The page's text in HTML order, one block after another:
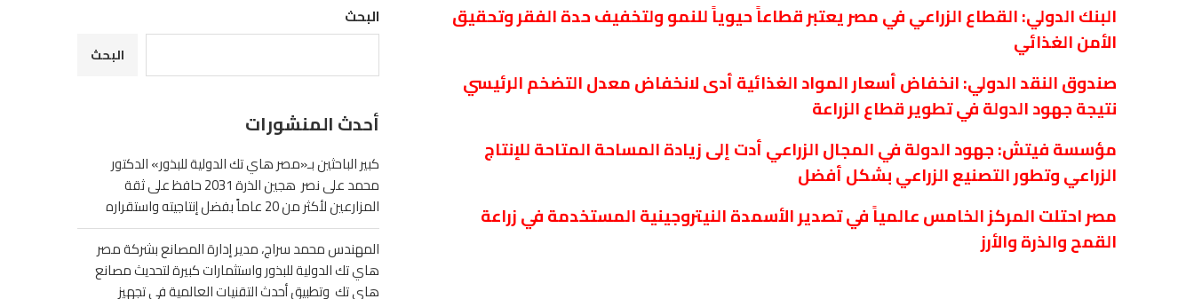
البنك الدولي: القطاع الزراعي في مصر يعتبر قطاعاً حيوياً للنمو ولتخفيف حدة الفقر وتحقيق
الأمن الغذائي
صندوق النقد الدولي: انخفاض أسعار المواد الغذائية أدى لانخفاض معدل التضخم الرئيسي
نتيجة جهود الدولة في تطوير قطاع الزراعة
مؤسسة فيتش: جهود الدولة في المجال الزراعي أدت إلى زيادة المساحة المتاحة للإنتاج
الزراعي وتطور التصنيع الزراعي بشكل أفضل
مصر احتلت المركز الخامس عالمياً في تصدير الأسمدة النيتروجينية المستخدمة في زراعة
القمح والذرة والأرز
البحث
البحث
أحدث المنشورات
كبير الباحثين بـ«مصر هاي تك الدولية للبذور» الدكتور
محمد على نصر هجين الذرة 2031 حافظ على ثقة
المزارعين لأكثر من 20 عاماً بفضل إنتاجيته واستقراره
المهندس محمد سراج، مدير إدارة المصانع بشركة مصر
هاي تك الدولية للبذور واستثمارات كبيرة لتحديث مصانع
هاى تك وتطبيق أحدث التقنيات العالمية في تجهيز